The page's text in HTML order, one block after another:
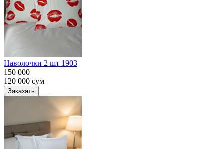
Наволочки 2 шт 1903
150 000
120 000 сум
Заказать